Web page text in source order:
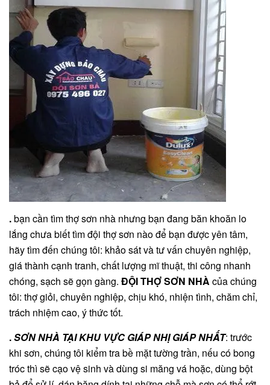
.bạn cần tìm thợ sơn nhà nhưng bạn đang băn khoăn lo
lắng chưa biết tìm đội thợ sơn nào để bạn được yên tâm,
hãy tìm đến chúng tôi: khảo sát và tư vấn chuyên nghiệp,
giá thành cạnh tranh, chất lượng mĩ thuật, thi công nhanh
chóng, sạch sẽ gọn gàng. ĐỘI THỢ SƠN NHÀ của chúng
tôi: thợ giỏi, chuyên nghiệp, chịu khó, nhiện tình, chăm chỉ,
trách nhiệm cao, ý thức tốt.
.SƠN NHÀ TẠI KHU VỰC GIÁP NHỊ GIÁP NHẤT: trước
khi sơn, chúng tôi kiểm tra bề mặt tường trần, nếu có bong
tróc thì sẽ cạo vệ sinh và dùng si măng vá hoặc, dùng bột